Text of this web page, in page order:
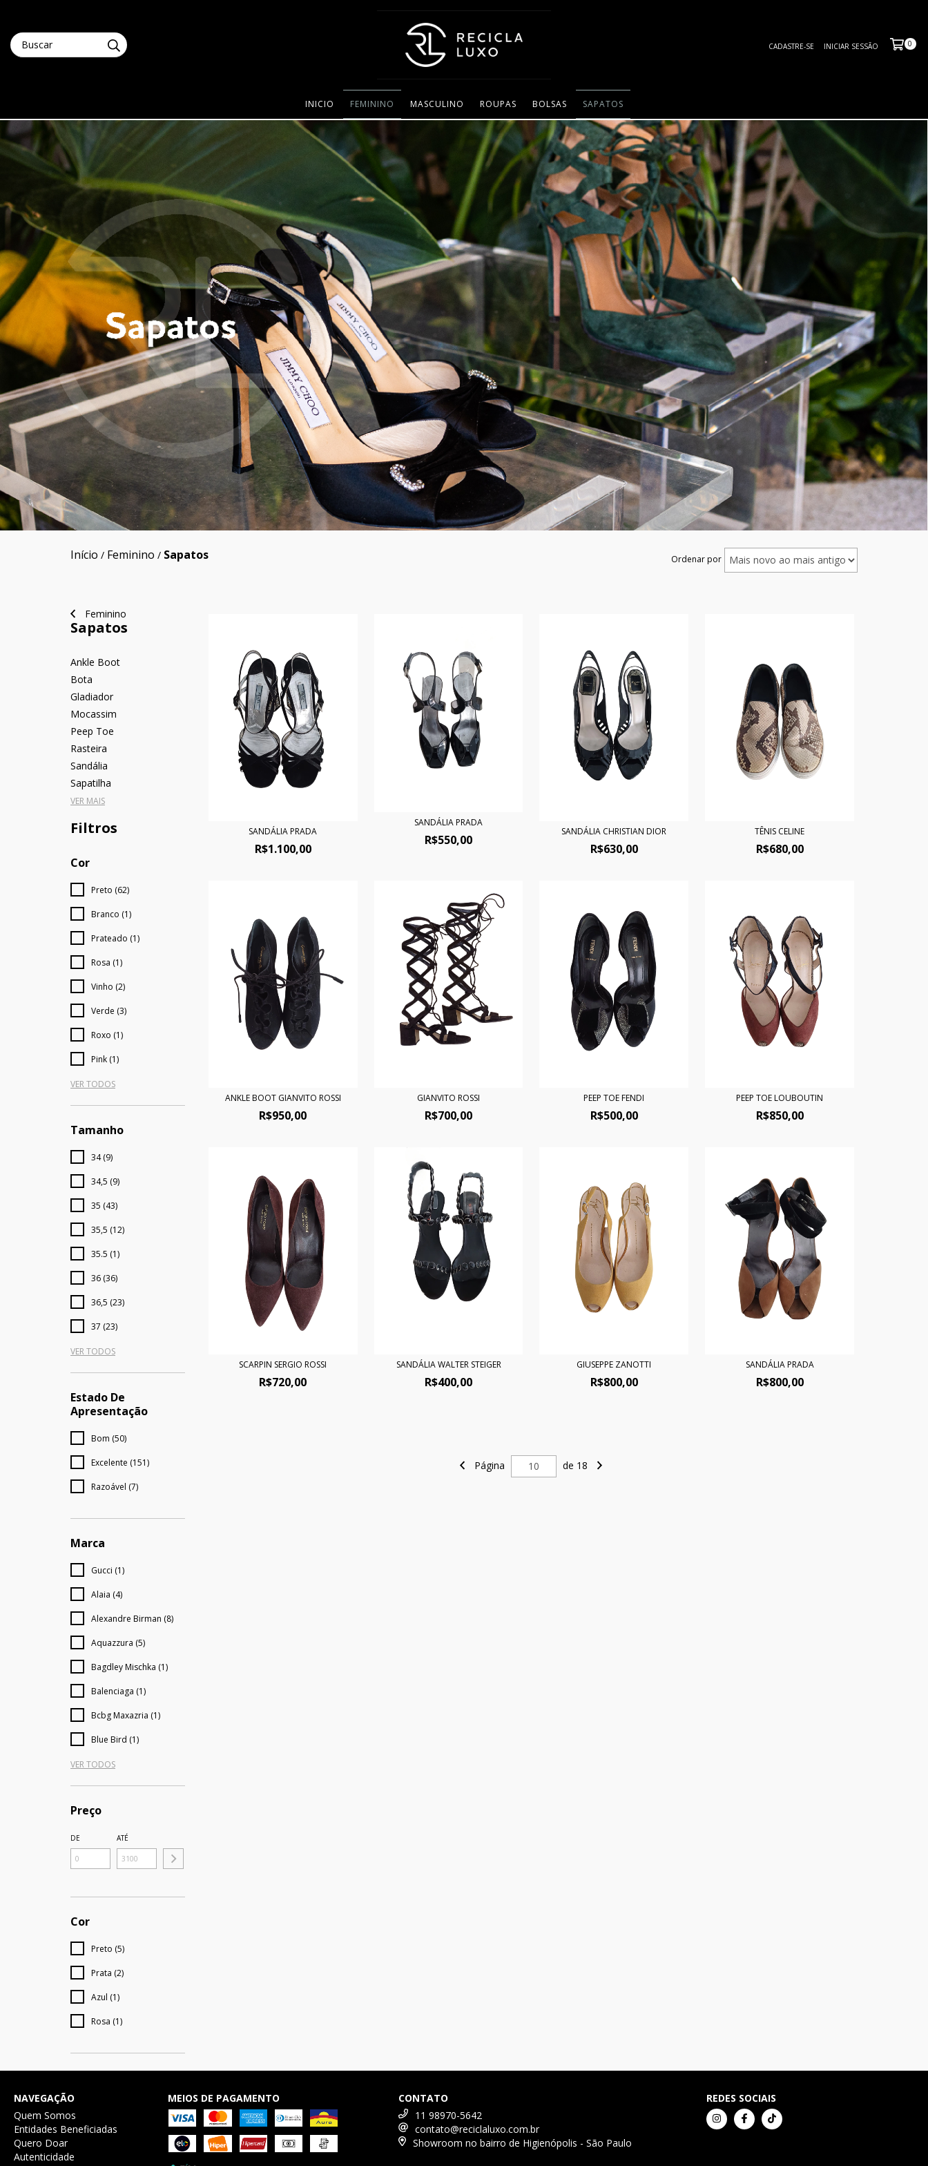
CADASTRE-SE INICIAR SESSÃO 0
INICIO FEMININO MASCULINO ROUPAS BOLSAS SAPATOS
Início / Feminino / Sapatos Ordenar por
Feminino
Sapatos
Ankle Boot
Bota
Gladiador
Mocassim
Peep Toe
Rasteira
Sandália
Sapatilha
VER MAIS
Filtros
Cor
Preto (62)
Branco (1)
Prateado (1)
Rosa (1)
Vinho (2)
Verde (3)
Roxo (1)
Pink (1)
VER TODOS
Tamanho
34 (9)
34,5 (9)
35 (43)
35,5 (12)
35.5 (1)
36 (36)
36,5 (23)
37 (23)
VER TODOS
Estado De
Apresentação
Bom (50)
Excelente (151)
Razoável (7)
Marca
Gucci (1)
Alaia (4)
Alexandre Birman (8)
Aquazzura (5)
Bagdley Mischka (1)
Balenciaga (1)
Bcbg Maxazria (1)
Blue Bird (1)
VER TODOS
Preço
DE ATÉ
Cor
Preto (5)
Prata (2)
Azul (1)
Rosa (1)
SANDÁLIA PRADA
R$1.100,00
SANDÁLIA PRADA
R$550,00
SANDÁLIA CHRISTIAN DIOR
R$630,00
TÊNIS CELINE
R$680,00
ANKLE BOOT GIANVITO ROSSI
R$950,00
GIANVITO ROSSI
R$700,00
PEEP TOE FENDI
R$500,00
PEEP TOE LOUBOUTIN
R$850,00
SCARPIN SERGIO ROSSI
R$720,00
SANDÁLIA WALTER STEIGER
R$400,00
GIUSEPPE ZANOTTI
R$800,00
SANDÁLIA PRADA
R$800,00
Página de 18
NAVEGAÇÃO
Quem Somos
Entidades Beneficiadas
Quero Doar
Autenticidade
MEIOS DE PAGAMENTO
CONTATO
11 98970-5642
contato@reciclaluxo.com.br
Showroom no bairro de Higienópolis - São Paulo
REDES SOCIAIS